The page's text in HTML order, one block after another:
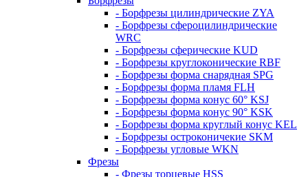
- Борфрезы цилиндрические ZYA
- Борфрезы сфероцилиндрические
WRC
- Борфрезы сферические KUD
- Борфрезы круглоконические RBF
- Борфрезы форма снарядная SPG
- Борфрезы форма пламя FLH
- Борфрезы форма конус 60° KSJ
- Борфрезы форма конус 90° KSK
- Борфрезы форма круглый конус KEL
- Борфрезы остроконичекие SKM
- Борфрезы угловые WKN
Фрезы
- Фрезы торцевые HSS